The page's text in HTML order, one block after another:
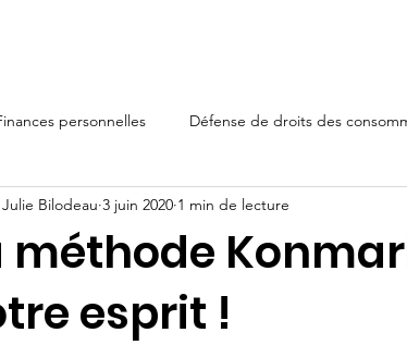
personnelles Défense de droits des
de partage
méthode
esprit !
Julie Bilodeau 3 juin 2020 1 min de lecture